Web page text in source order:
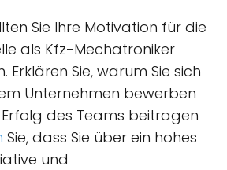
Sie Ihre Motivation für die
als Kfz-Mechatroniker
Sie, warum Sie sich
Unternehmen bewerben
Erfolg des Teams beitragen
Sie, dass Sie über ein hohes
und